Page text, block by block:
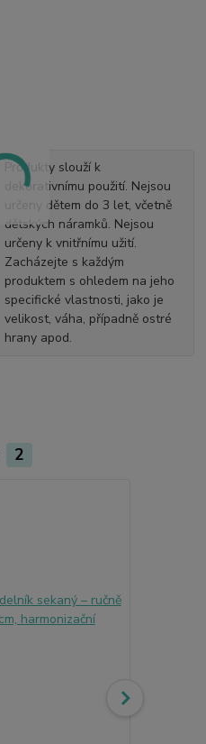
Produkty slouží k
dekorativnímu použití. Nejsou
určeny dětem do 3 let, včetně
dětských náramků. Nejsou
určeny k vnitřnímu užití.
Zacházejte s každým
produktem s ohledem na jeho
specifické vlastnosti, jako je
velikost, váha, případně ostré
hrany apod.
2